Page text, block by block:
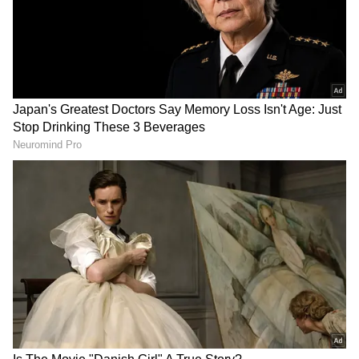
DOWNLOAD APP
தமிழ் சினிமா (Tamil Cinema News)
, டிவி
நிகழ்ச்சிகள்(Tamil TV Shows),
செலிபிரிட்டி செய்திகள் மற்றும்
சமீபத்திய அப்டேட்களுக்காக ஏஷ்யாநெட்
தமிழ் நியூஸின் பொழுதுபோக்கு பிரிவை
ஆராயுங்கள். சினிமா விமர்சனங்கள்
(Tamil Movies Review), நட்சத்திரங்களின்
நேர்காணல்கள், தொடர்களில் நடக்கும்
ட்ராமா மற்றும் பொழுதுபோக்கு உலகின்